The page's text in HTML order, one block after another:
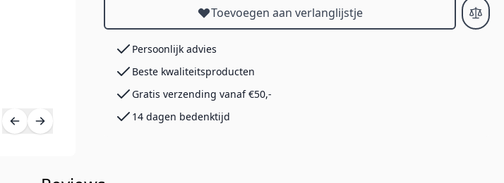
Toevoegen aan verlanglijstje
Persoonlijk advies
Beste kwaliteitsproducten
Gratis verzending vanaf €50,-
14 dagen bedenktijd